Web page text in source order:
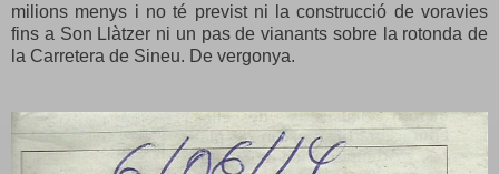
milions menys i no té previst ni la construcció de voravies
fins a Son Llàtzer ni un pas de vianants sobre la rotonda de
la Carretera de Sineu. De vergonya.